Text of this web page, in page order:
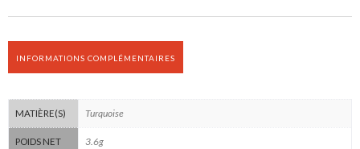
INFORMATIONS COMPLÉMENTAIRES
MATIÈRE(S) Turquoise
POIDS NET 3.6g